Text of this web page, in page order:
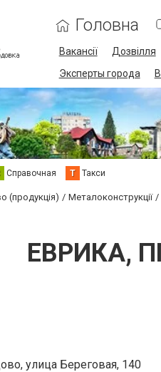
Головна
Вакансії Дозвілля
Эксперты города
Справочная Т Такси
(продукція) Металоконструкції
ЕВРИКА,
улица Береговая, 140